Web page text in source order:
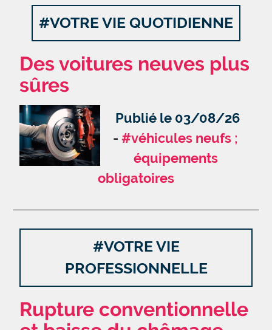
#VOTRE VIE QUOTIDIENNE
Des voitures neuves plus
sûres
Publié le 03/08/26
#véhicules neufs ;
équipements
obligatoires
#VOTRE VIE
PROFESSIONNELLE
Rupture conventionnelle